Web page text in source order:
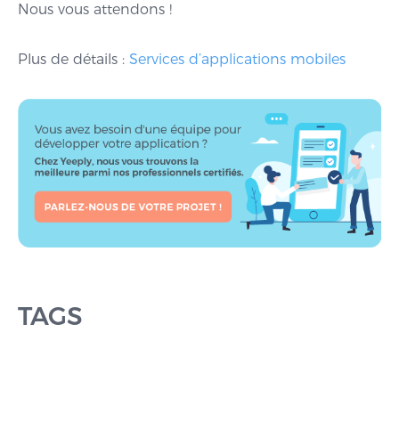
Nous vous attendons !
Plus de détails : Services d’applications mobiles
TAGS